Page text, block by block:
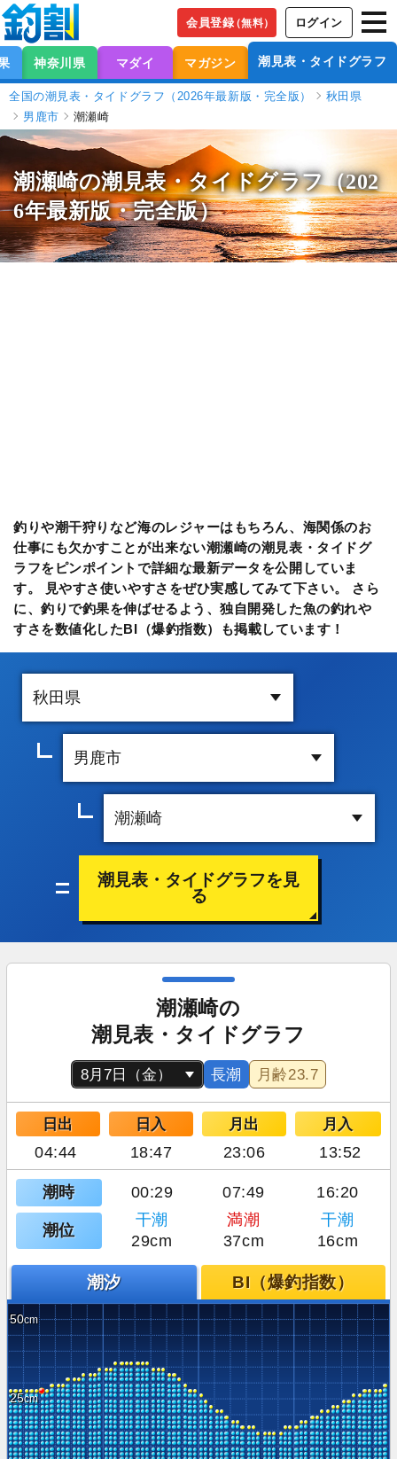
会員登録（無料） ログイン
神奈川県 マダイ マガジン 潮見表・タイドグラフ
全国の潮見表・タイドグラフ（2026年最新版・完全版）
秋田県
男鹿市
潮瀬崎
潮瀬崎の潮見表・タイドグラフ（202
6年最新版・完全版）
釣りや潮干狩りなど海のレジャーはもちろん、海関係のお
仕事にも欠かすことが出来ない潮瀬崎の潮見表・タイドグ
ラフをピンポイントで詳細な最新データを公開していま
す。 見やすさ使いやすさをぜひ実感してみて下さい。 さら
に、釣りで釣果を伸ばせるよう、独自開発した魚の釣れや
すさを数値化したBI（爆釣指数）も掲載しています！
潮見表・タイドグラフを見
る
潮瀬崎の
潮見表・タイドグラフ
長潮 月齢23.7
日出 日入 月出 月入
04:44 18:47 23:06 13:52
潮時 00:29 07:49 16:20
潮位
干潮 満潮
干潮
29cm
37cm 16cm
潮汐 BI（爆釣指数）
50
25